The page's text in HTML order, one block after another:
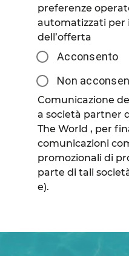
preferenze
automatizzati per
dell’offerta
Acconsento
Non
Comunicazione
a società partner
The World , per
comunicazioni
promozionali di
parte di tali
e).